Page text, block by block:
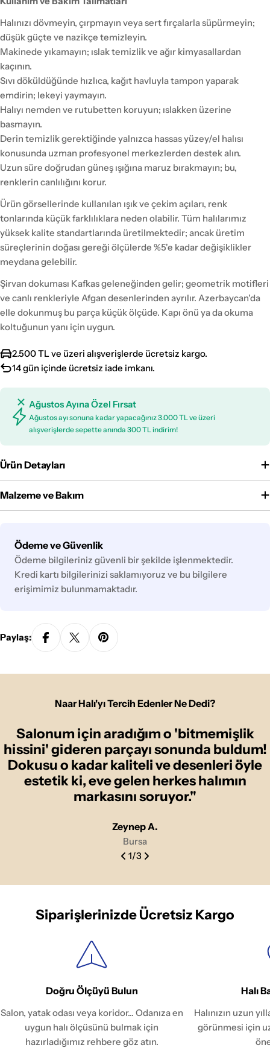
Halınızı dövmeyin, çırpmayın veya sert fırçalarla süpürmeyin;
düşük güçte ve nazikçe temizleyin.
Makinede yıkamayın; ıslak temizlik ve ağır kimyasallardan
kaçının.
Sıvı döküldüğünde hızlıca, kağıt havluyla tampon yaparak
emdirin; lekeyi yaymayın.
Halıyı nemden ve rutubetten koruyun; ıslakken üzerine
basmayın.
Derin temizlik gerektiğinde yalnızca hassas yüzey/el halısı
konusunda uzman profesyonel merkezlerden destek alın.
Uzun süre doğrudan güneş ışığına maruz bırakmayın; bu,
renklerin canlılığını korur.
Ürün görsellerinde kullanılan ışık ve çekim açıları, renk
tonlarında küçük farklılıklara neden olabilir. Tüm halılarımız
yüksek kalite standartlarında üretilmektedir; ancak üretim
süreçlerinin doğası gereği ölçülerde %5'e kadar değişiklikler
meydana gelebilir.
Şirvan dokuması Kafkas geleneğinden gelir; geometrik motifleri
ve canlı renkleriyle Afgan desenlerinden ayrılır. Azerbaycan'da
elle dokunmuş bu parça küçük ölçüde. Kapı önü ya da okuma
koltuğunun yanı için uygun.
2.500 TL ve üzeri alışverişlerde ücretsiz kargo.
14 gün içinde ücretsiz iade imkanı.
Ağustos Ayına Özel Fırsat
Ağustos ayı sonuna kadar yapacağınız 3.000 TL ve üzeri
alışverişlerde sepette anında 300 TL indirim!
Ürün Detayları
Malzeme ve Bakım
Ödeme ve Güvenlik
Ödeme
yöntemleri
Ödeme bilgileriniz güvenli bir şekilde işlenmektedir.
Kredi kartı bilgilerinizi saklamıyoruz ve bu bilgilere
erişimimiz bulunmamaktadır.
Paylaş:
Naar Halı'yı Tercih Edenler Ne Dedi?
Salonum için aradığım o 'bitmemişlik
hissini' gideren parçayı sonunda buldum!
Dokusu o kadar kaliteli ve desenleri öyle
estetik ki, eve gelen herkes halımın
markasını soruyor."
Zeynep A.
Bursa
1/3
Siparişlerinizde Ücretsiz Kargo
Doğru Ölçüyü Bulun
Salon, yatak odası veya koridor... Odanıza en
uygun halı ölçüsünü bulmak için
hazırladığımız rehbere göz atın.
Halı
Halınızın uzun
görünmesi için